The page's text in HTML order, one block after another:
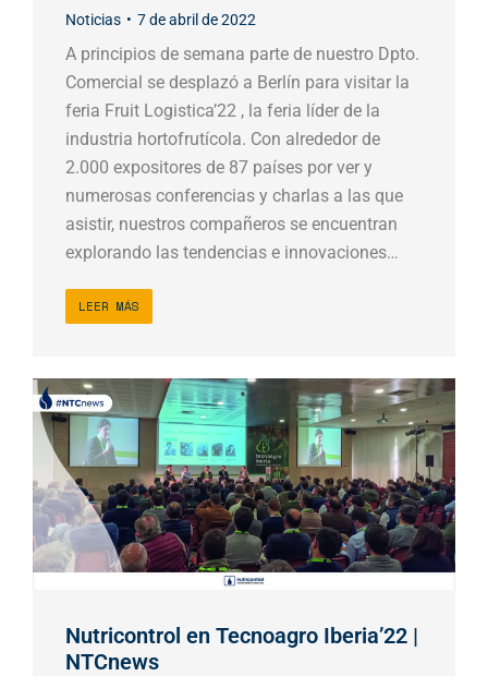
Noticias 7 de abril de 2022
A principios de semana parte de nuestro Dpto.
Comercial se desplazó a Berlín para visitar la
feria Fruit Logistica’22 , la feria líder de la
industria hortofrutícola. Con alrededor de
2.000 expositores de 87 países por ver y
numerosas conferencias y charlas a las que
asistir, nuestros compañeros se encuentran
explorando las tendencias e innovaciones…
LEER MÁS
Nutricontrol en Tecnoagro Iberia’22 |
NTCnews